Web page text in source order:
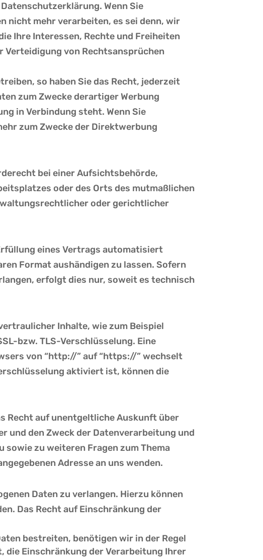
Wenn Sie
nicht mehr verarbeiten, es sei denn, wir
Ihre Interessen, Rechte und Freiheiten
Verteidigung von Rechtsansprüchen
so haben Sie das Recht, jederzeit
zum Zwecke derartiger Werbung
in Verbindung steht. Wenn Sie
zum Zwecke der Direktwerbung
bei einer Aufsichtsbehörde,
oder des Orts des mutmaßlichen
oder gerichtlicher
eines Vertrags automatisiert
Format aushändigen zu lassen. Sofern
erfolgt dies nur, soweit es technisch
Inhalte, wie zum Beispiel
bzw. TLS-Verschlüsselung. Eine
von “http://” auf “https://” wechselt
aktiviert ist, können die
Recht auf unentgeltliche Auskunft über
und den Zweck der Datenverarbeitung und
zu weiteren Fragen zum Thema
Adresse an uns wenden.
Daten zu verlangen. Hierzu können
Das Recht auf Einschränkung der
bestreiten, benötigen wir in der Regel
die Einschränkung der Verarbeitung Ihrer